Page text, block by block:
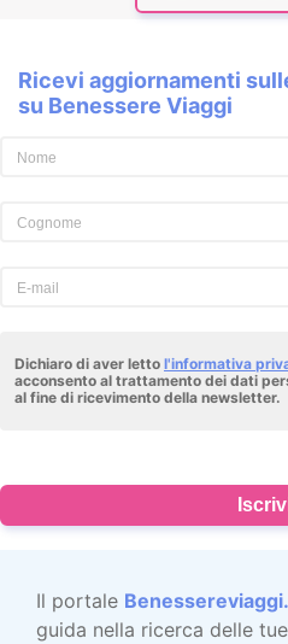
Ricevi aggiornamenti
su Benessere Viaggi
Dichiaro di aver letto l'informativa
acconsento al trattamento dei dati
al fine di ricevimento della newsletter.
Il portale
guida nella ricerca delle